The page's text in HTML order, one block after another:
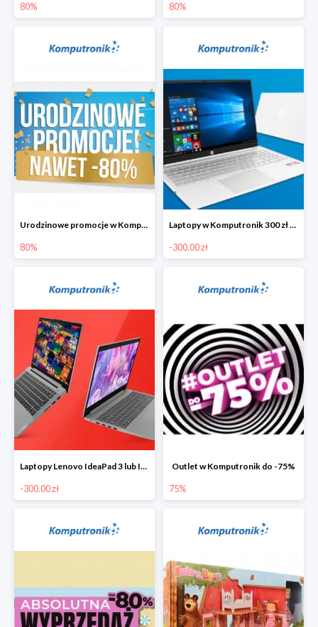
80% 80%
Urodzinowe promocje w Komputronik do -80%
80%
Laptopy w Komputronik 300 zł taniej
-300.00 zł
Laptopy Lenovo IdeaPad 3 lub IdeaPad 5 -300 zł
-300.00 zł
Outlet w Komputronik do -75%
75%